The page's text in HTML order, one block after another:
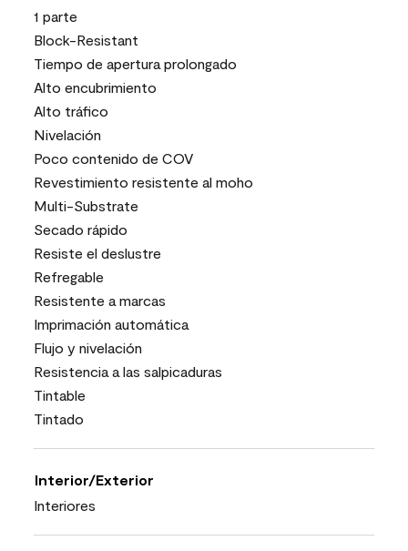
1 parte
Block-Resistant
Tiempo de apertura prolongado
Alto encubrimiento
Alto tráfico
Nivelación
Poco contenido de COV
Revestimiento resistente al moho
Multi-Substrate
Secado rápido
Resiste el deslustre
Refregable
Resistente a marcas
Imprimación automática
Flujo y nivelación
Resistencia a las salpicaduras
Tintable
Tintado
Interior/Exterior
Interiores